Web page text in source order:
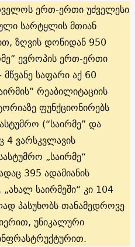
ერთ-ერთი უძველესი
სარტყლის მთიან
ზღვის დონიდან 950
ევროპის ერთ-ერთი
საფარი აქ 60
რეაბილიტაციის
ფუნქციონირებს
(“საირმე” და
4 ვარსკვლავის
„საირმე“
395 ადამიანის
საირმეში“ კი 104
პასუხობს თანამედროვე
უნიკალური